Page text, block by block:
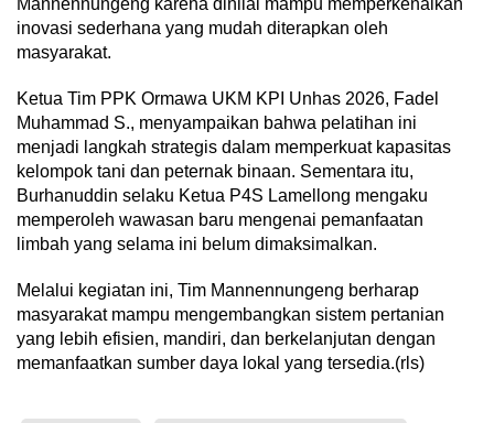
inovasi sederhana yang mudah diterapkan oleh
masyarakat.
Ketua Tim PPK Ormawa UKM KPI Unhas 2026, Fadel
Muhammad S., menyampaikan bahwa pelatihan ini
menjadi langkah strategis dalam memperkuat kapasitas
kelompok tani dan peternak binaan. Sementara itu,
Burhanuddin selaku Ketua P4S Lamellong mengaku
memperoleh wawasan baru mengenai pemanfaatan
limbah yang selama ini belum dimaksimalkan.
Melalui kegiatan ini, Tim Mannennungeng berharap
masyarakat mampu mengembangkan sistem pertanian
yang lebih efisien, mandiri, dan berkelanjutan dengan
memanfaatkan sumber daya lokal yang tersedia.(rls)